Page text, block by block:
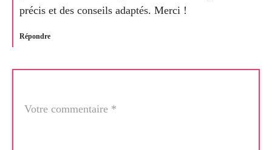
précis et des conseils adaptés. Merci !
Répondre